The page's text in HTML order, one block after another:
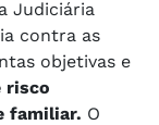
Judiciária
contra as
objetivas e
risco
familiar. O